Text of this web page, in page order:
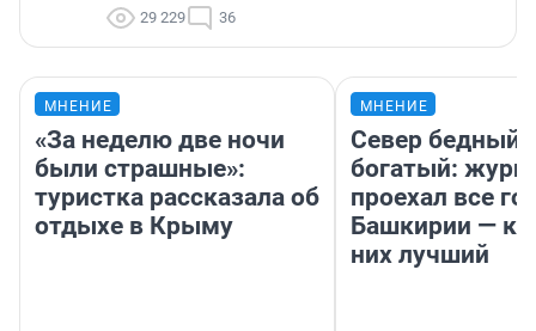
29 229 36
МНЕНИЕ
«За неделю две ночи
были страшные»:
туристка рассказала об
отдыхе в Крыму
МНЕНИЕ
Север бедный,
богатый:
проехал все
Башкирии —
них лучший